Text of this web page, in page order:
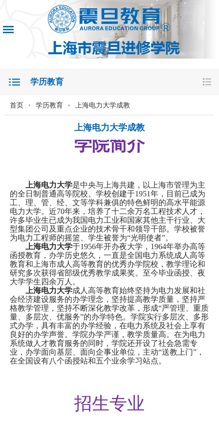
学历教育
首页 学历教育 上海电力大学成教
上海电力大学成教
学院简介
上海电力大学是中央与上海共建，以上海市管理为主
的全日制普通高等院校。学校创建于1951年，目前已成为
工、理、管、经、文等学科兼俱的特色鲜明的高水平能源
电力大学。近70年来，培养了十二余万名工程技术人才，
许多毕业生已成为我国电力工业和国家其他主干行业、大
型集团公司及重点企业的技术骨干和领导干部。学校被誉
为电力工程师的摇篮 、学生被誉为“光明使者”。
上海电力大学于1956年开办夜大学， 1964年举办高等
函授教育，办学历史悠久，一直是全国电力系统成人高等
教育和上海市成人高等教育的优秀办学院校，教学理论和
研究多次获得省部级优秀教学成果奖。至今毕业函授、夜
大学学生四余万人。
上海电力大学成人高等教育始终坚持为电力发展和社
会经济建设服务的办学理念，坚持提高教学质量，坚持严
格教学管理，坚持不断深化教学改革，形成“严管理、重质
量、多层次、优服务”的办学特色。学院实行多层次、多形
式办学，具有丰富的办学经验，在电力系统及社会上享有
良好的办学声誉。学院办学严谨，教学质量高。在为电力
系统做人才教育服务的同时，学院还开设了社会急需专
业，办学面向基层、面向企事业单位，主动“送教上门”，
在全国设有八个函授站和五个业余学习站点。
招生专业